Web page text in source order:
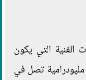
الفنية التي يكون
تصل في